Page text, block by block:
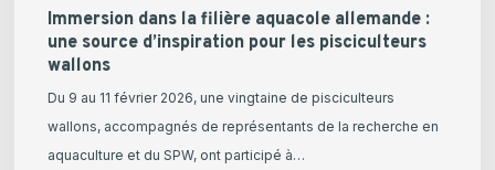
wallonsImmersion dans la filière aquacole allemande :
une source d’inspiration pour les pisciculteurs
wallons
Du 9 au 11 février 2026, une vingtaine de pisciculteurs
wallons, accompagnés de représentants de la recherche en
aquaculture et du SPW, ont participé à…